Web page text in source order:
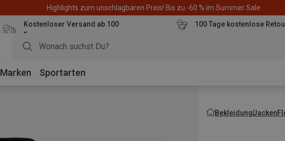
Highlights zum unschlagbaren Preis! Bis zu -60 % im Summer Sale
Kostenloser Versand ab 100
Euro
100 Tage kostenlose
Marken Sportarten
BekleidungJacken